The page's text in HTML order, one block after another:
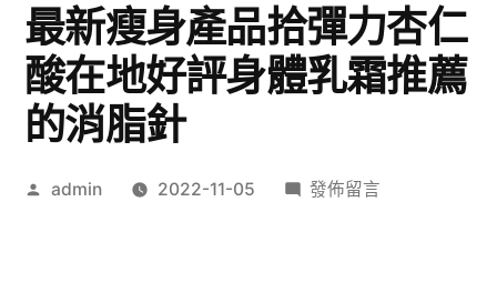
最新瘦身產品拾彈力杏仁
酸在地好評身體乳霜推薦
的消脂針
作
admin 2022-11-05
在
發佈留言